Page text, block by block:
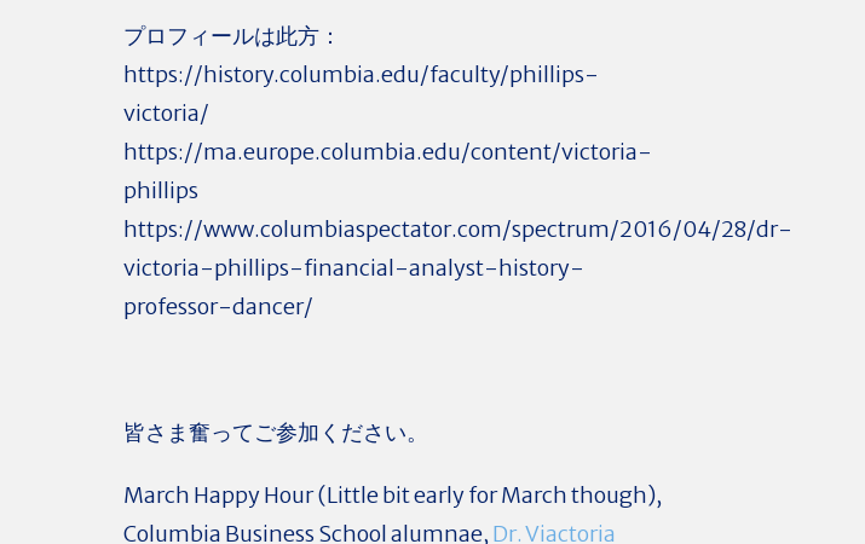
プロフィールは此方：
https://history.columbia.edu/faculty/phillips-
victoria/
https://ma.europe.columbia.edu/content/victoria-
phillips
https://www.columbiaspectator.com/spectrum/2016/04/28/dr-
victoria-phillips-financial-analyst-history-
professor-dancer/
皆さま奮ってご参加ください。
March Happy Hour (Little bit early for March though),
Columbia Business School alumnae, Dr. Viactoria